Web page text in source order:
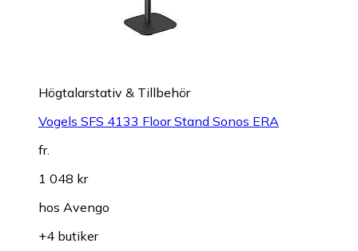
Högtalarstativ & Tillbehör
Vogels SFS 4133 Floor Stand Sonos ERA
fr.
1 048 kr
hos Avengo
+4 butiker